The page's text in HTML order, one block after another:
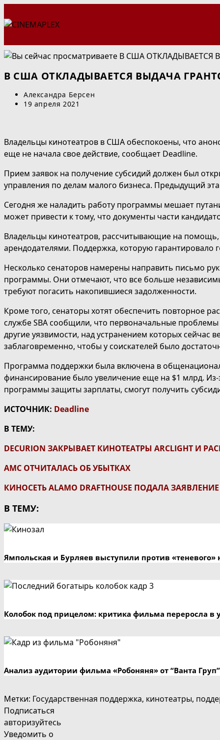
к
В США ОТКЛАДЫВАЕТСЯ ВЫДАЧА
Автор
записи:
Александра Берсен
Запись
19 апреля 2021
Владельцы кинотеатров в США обеспокоены, что
еще не начала свое действие, сообщает Deadline.
Прием заявок на получение субсидий должен был
управления по делам малого бизнеса. Предыдущий
Сегодня же наладить работу программы мешает
может привести к тому, что документы части
Владельцы кинотеатров, рассчитывающие на помощь,
арендодателями. Поддержка, которую гарантировало
Несколько сенаторов намерены направить письмо
программы. Они отмечают, что все больше
требуют погасить накопившиеся задолженности.
Кроме того, сенаторы хотят обеспечить повторное
службе SBA сообщили, что первоначальные
другие уязвимости, над устранением которых
заблаговременно, чтобы у соискателей было
Программа поддержки была включена в
финансирование было увеличение еще на $1 млрд.
программы защиты зарплаты, смогут получить
ИСТОЧНИК: Deadline
В ТЕМУ:
DECURION ЗАКРЫВАЕТ КИНОТЕАТРЫ ARCLIGHT И
АМС ОТЧИТАЛАСЬ ОБ УБЫТКАХ
КИНОСЕТЬ ALAMO DRAFTHOUSE ПОДАЛА
В ТЕМУ:
Ямпольская и Бурляев выступили против «теневого»
Колобок под прицелом: критика фильма переросла в
Анализ аудитории фильма «Робоняня» от “Ванта Груп”
Метки: Государственная поддержка, кинотеатры,
Подписаться
авторизуйтесь
Уведомить о